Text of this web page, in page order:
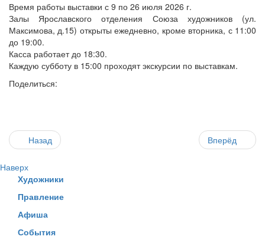
Время работы выставки с 9 по 26 июля 2026 г.
Залы Ярославского отделения Союза художников (ул.
Максимова, д.15) открыты ежедневно, кроме вторника, с 11:00
до 19:00.
Касса работает до 18:30.
Каждую субботу в 15:00 проходят экскурсии по выставкам.
Поделиться:
Назад Вперёд
Наверх
Художники
Правление
Афиша
События